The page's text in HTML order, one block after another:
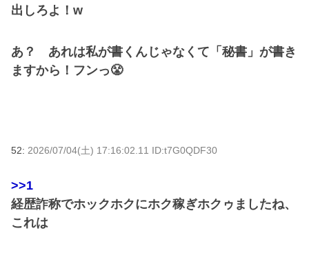
出しろよ！w
あ？ あれは私が書くんじゃなくて「秘書」が書き
ますから！フンっ😤
52: 2026/07/04(土) 17:16:02.11 ID:t7G0QDF30
>>1
経歴詐称でホックホクにホク稼ぎホクゥましたね、
これは